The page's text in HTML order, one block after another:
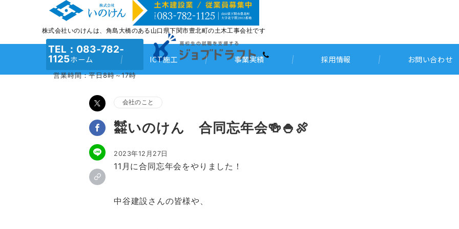
株式会社いのけんは、角島大橋のある山口県下関市豊北町の土木工事会社です
TEL：083‐782‐
1125
営業時間：平日8時～17時
ホーム ICT施工 事業実績 採用情報 お問い合わせ
会社のこと
㍿いのけん 合同忘年会🍻🍚🍖
2023年12月27日
11月に合同忘年会をやりました！
中谷建設さんの皆様や、